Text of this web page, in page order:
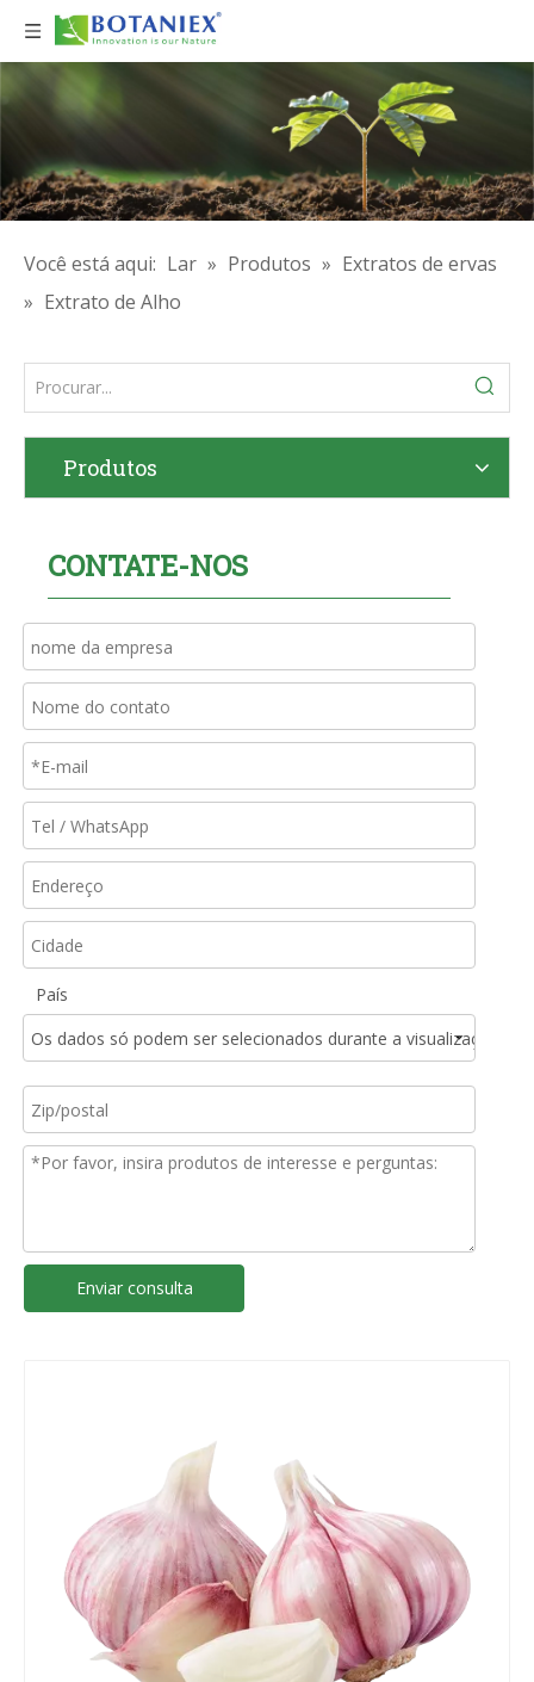
Você está aqui: Lar » Produtos » Extratos de ervas
» Extrato de Alho
Produtos
CONTATE-NOS
País
Enviar consulta